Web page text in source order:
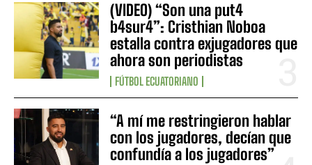
(VIDEO) “Son una put4
b4sur4”: Cristhian Noboa
estalla contra exjugadores que
ahora son periodistas
FÚTBOL ECUATORIANO
“A mí me restringieron hablar
con los jugadores, decían que
confundía a los jugadores”